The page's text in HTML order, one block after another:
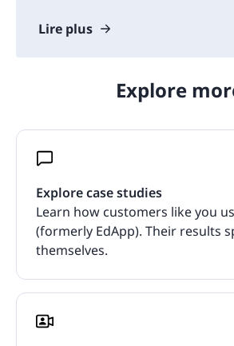
Lire plus
Explore
Explore case studies
Learn how customers like you
(formerly EdApp). Their results
themselves.